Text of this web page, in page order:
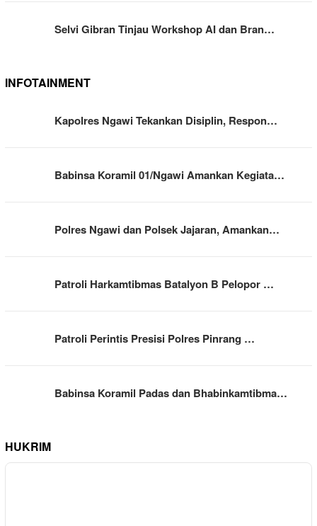
Selvi Gibran Tinjau Workshop AI dan Bran…
INFOTAINMENT
Kapolres Ngawi Tekankan Disiplin, Respon…
Babinsa Koramil 01/Ngawi Amankan Kegiata…
Polres Ngawi dan Polsek Jajaran, Amankan…
Patroli Harkamtibmas Batalyon B Pelopor …
Patroli Perintis Presisi Polres Pinrang …
Babinsa Koramil Padas dan Bhabinkamtibma…
HUKRIM